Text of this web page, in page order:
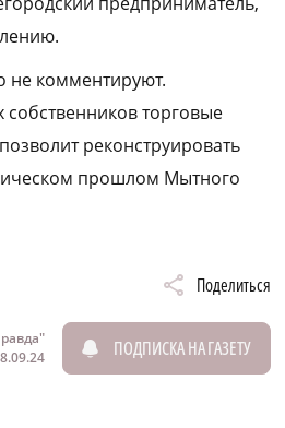
не комментируют.
торговые
реконструировать
прошлом Мытного
Поделиться
ПОДПИСКА НА ГАЗЕТУ